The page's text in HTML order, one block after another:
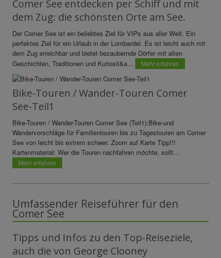
Comer See entdecken per Schiff und mit
dem Zug: die schönsten Orte am See.
Der Comer See ist ein beliebtes Ziel für VIPs aus aller Welt. Ein
perfektes Ziel für ein Urlaub in der Lombardei. Es ist leicht auch mit
dem Zug erreichbar und bietet bezaubernde Dörfer mit alten
Geschichten, Traditionen und Kuriosit&a...
Mehr erfahren
Bike-Touren / Wander-Touren Comer
See-Teil1
Bike-Touren / Wander-Touren Comer See (Teil1):Bike-und
Wandervorschläge für Familientouren bis zu Tagestouren am Comer
See von leicht bis extrem schwer. Zoom auf Karte Tipp!!!
Kartenmaterial: Wer die Touren nachfahren möchte, sollt...
Mehr erfahren
Umfassender Reiseführer für den
Comer See
Tipps und Infos zu den Top-Reiseziele,
auch die von George Clooney